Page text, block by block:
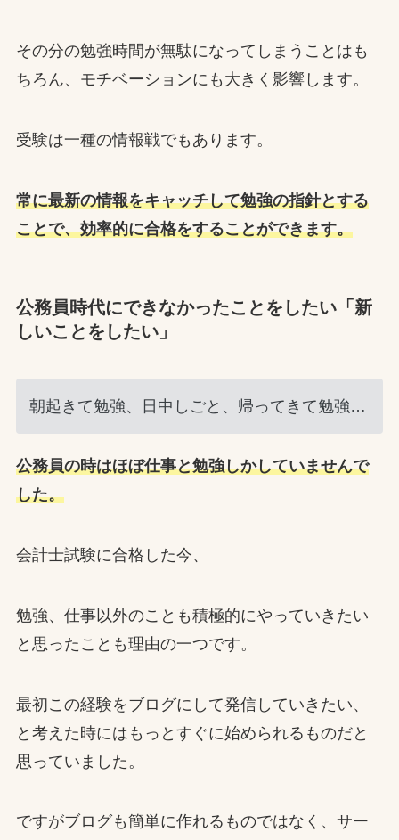
その分の勉強時間が無駄になってしまうことはも
ちろん、モチベーションにも大きく影響します。
受験は一種の情報戦でもあります。
常に最新の情報をキャッチして勉強の指針とする
ことで、効率的に合格をすることができます。
公務員時代にできなかったことをしたい「新
しいことをしたい」
朝起きて勉強、日中しごと、帰ってきて勉強…
公務員の時はほぼ仕事と勉強しかしていませんで
した。
会計士試験に合格した今、
勉強、仕事以外のことも積極的にやっていきたい
と思ったことも理由の一つです。
最初この経験をブログにして発信していきたい、
と考えた時にはもっとすぐに始められるものだと
思っていました。
ですがブログも簡単に作れるものではなく、サー